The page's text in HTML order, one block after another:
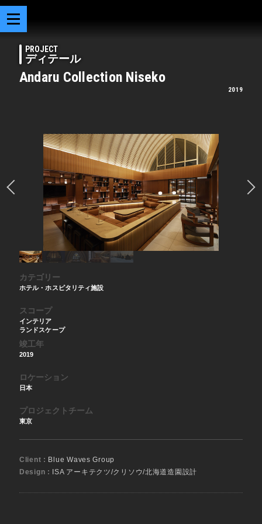
PROJECT
ディテール
Andaru Collection Niseko
2019
カテゴリー
ホテル・ホスピタリティ施設
スコープ
インテリア
ランドスケープ
竣工年
2019
ロケーション
日本
プロジェクトチーム
東京
Client : Blue Waves Group
Design :
ISA アーキテクツ/クリソウ/北海道造園設計